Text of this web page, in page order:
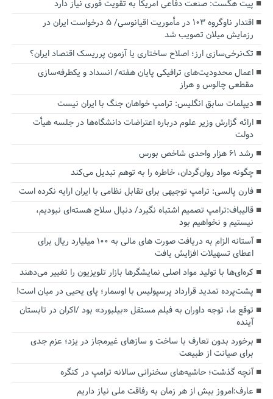
پیت هگست: صنعت دفاعی آمریکا به تقویت فوری نیاز دارد
اقتدار ناوگروه ۱۰۳ در مأموریت‌ اقیانوسی/ ۵ درخواست ایران در
رزمایش میلان تصویب شد
تک‌نرخی‌سازی ارز؛ اصلاح ساختاری یا آزمون پرریسک اقتصاد ایران؟
اعمال محدودیت‌های ترافیکی پایان هفته/ انسداد و یکطرفه‌سازی
مقطعی چالوس و هراز
دیپلمات سابق انگلیس:‌ ترامپ خواهان جنگ با ایران نیست
ارائه گزارش وزیر علوم درباره اعتراضات دانشگاه‌ها در جلسه هیأت
دولت
رشد ۶۱ هزار واحدی شاخص بورس
چگونه مواد روان‌گردان، خاطره را به توهم تبدیل می‌کند
فارن پالسی: ترامپ توجیهی برای تقابل نظامی با ایران ارایه نکرده است
قالیباف:ترامپ تصمیم اشتباه نگیرد/ دنبال سلاح هسته‌ای نبودیم،
نیستیم و نخواهیم بود
آستانه الزام به دریافت صورت های مالی به ۱۰۰ میلیارد ریال برای
اعطای تسهیلات افزایش یافت
کره‌ای‌ها با تولید مواد اصلی نمایشگرها بازار تلویزیون را تغییر می‌دهند
پشت‌پرده تمدید قرارداد پرسپولیس با اوسمار؛ پای یحیی در میان است!
توقع ما، توجه داوران به فیلم مستقل «بیلبورد» بود /اکران در تابستان
آینده
برخورد بدون تعارف با ساخت‌ و سازهای غیرمجاز در یزد؛ عزم جدی
برای صیانت از طبیعت
آنچه گذشت؛ حاشیه‌های سخنرانی سالانه ترامپ در کنگره
عارف:امروز بیش از هر زمان به رفاقت ملی نیاز داریم